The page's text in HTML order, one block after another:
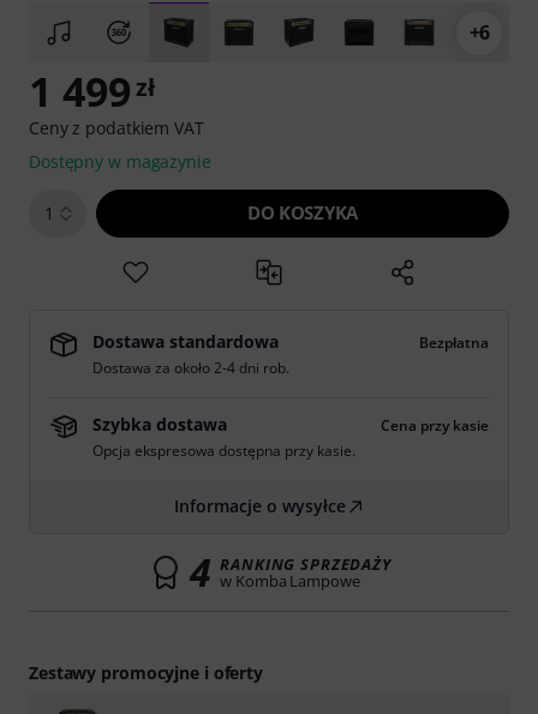
+6
1 499zł
Ceny z podatkiem VAT
Dostępny w magazynie
1 DO KOSZYKA
Dostawa standardowa
Bezpłatna
Dostawa za około 2-4 dni rob.
Szybka dostawa
Cena przy kasie
Opcja ekspresowa dostępna przy kasie.
Informacje o wysyłce
4 RANKING SPRZEDAŻY
w Komba Lampowe
Zestawy promocyjne i oferty